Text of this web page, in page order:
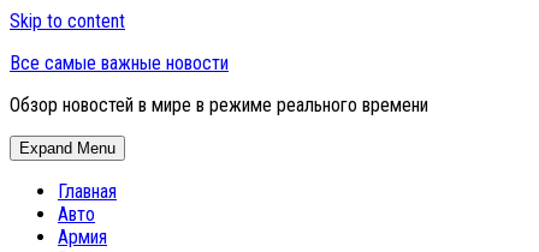
Skip to content
Все самые важные новости
Обзор новостей в мире в режиме реального времени
Expand Menu
Главная
Авто
Армия